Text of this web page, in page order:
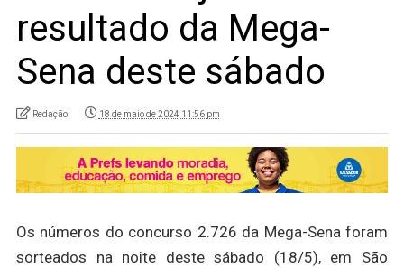
resultado da Mega-
Sena deste sábado
Redação 18 de maio de 2024 11:56 pm
Os números do concurso 2.726 da Mega-Sena foram
sorteados na noite deste sábado (18/5), em São